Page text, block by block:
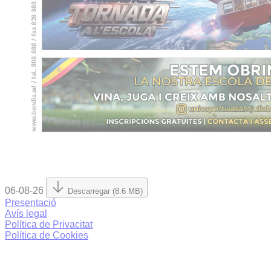
06-08-26 Descarregar (8.6 MB)
Presentació
Avís legal
Política de Privacitat
Política de Cookies